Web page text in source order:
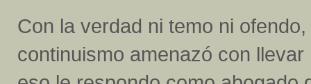
Con la verdad ni temo ni
continuismo amenazó con